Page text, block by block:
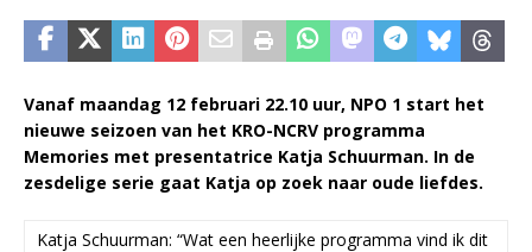
Vanaf maandag 12 februari 22.10 uur, NPO 1 start het
nieuwe seizoen van het KRO-NCRV programma
Memories met presentatrice Katja Schuurman. In de
zesdelige serie gaat Katja op zoek naar oude liefdes.
Katja Schuurman: “Wat een heerlijke programma vind ik dit